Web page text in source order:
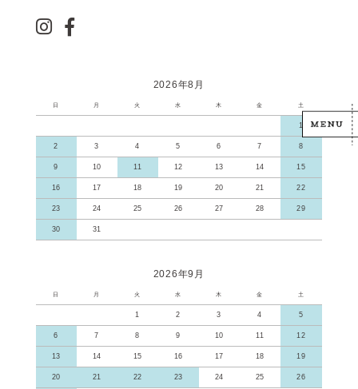
2026年8月
日 月 火 水 木 金 土
1
2 3 4 5 6 7 8
9 10 11 12 13 14 15
16 17 18 19 20 21 22
23 24 25 26 27 28 29
30 31
2026年9月
日 月 火 水 木 金 土
1 2 3 4 5
6 7 8 9 10 11 12
13 14 15 16 17 18 19
20 21 22 23 24 25 26